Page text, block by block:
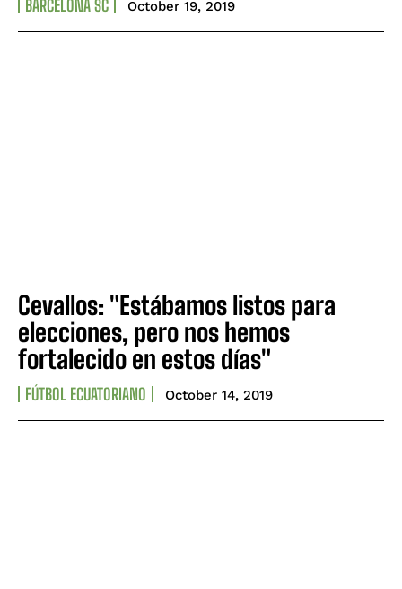
BARCELONA SC October 19, 2019
Cevallos: "Estábamos listos para
elecciones, pero nos hemos
fortalecido en estos días"
FÚTBOL ECUATORIANO October 14, 2019